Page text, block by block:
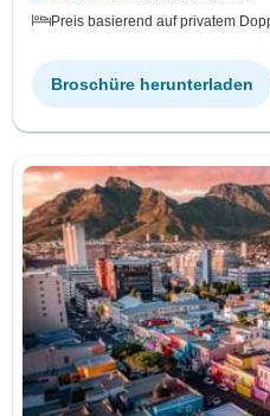
Preis basierend auf privatem
Broschüre herunterladen